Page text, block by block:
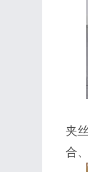
夹
合